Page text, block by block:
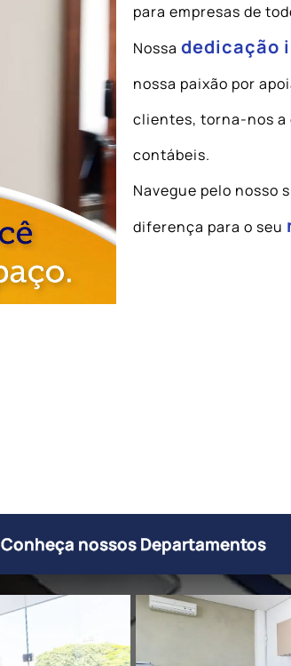
para empresas de
Nossa dedicação
nossa paixão por
clientes, torna-nos a
contábeis.
Navegue pelo nosso
diferença para o seu
Conheça nossos Departamentos